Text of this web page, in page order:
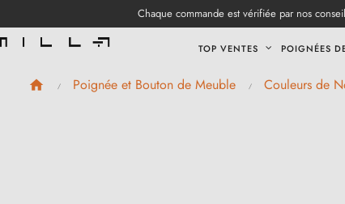
Chaque commande est vérifiée par nos
TOP VENTES POIGNÉES
Poignée et Bouton de Meuble Couleurs de